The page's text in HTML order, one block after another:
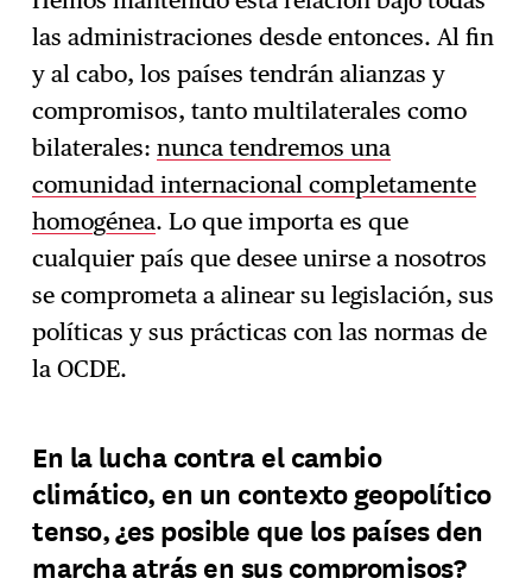
las administraciones desde entonces. Al fin
y al cabo, los países tendrán alianzas y
compromisos, tanto multilaterales como
bilaterales:nunca tendremos una
comunidad internacional completamente
homogénea. Lo que importa es que
cualquier país que desee unirse a nosotros
se comprometa a alinear su legislación, sus
políticas y sus prácticas con las normas de
la OCDE.
En la lucha contra el cambio
climático, en un contexto geopolítico
tenso, ¿es posible que los países den
marcha atrás en sus compromisos?